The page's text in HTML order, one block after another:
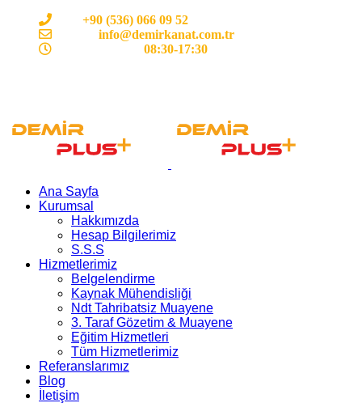
+90 (536) 066 09 52
info@demirkanat.com.tr
08:30-17:30
Ana Sayfa
Kurumsal
Hakkımızda
Hesap Bilgilerimiz
S.S.S
Hizmetlerimiz
Belgelendirme
Kaynak Mühendisliği
Ndt Tahribatsiz Muayene
3. Taraf Gözetim & Muayene
Eğitim Hizmetleri
Tüm Hizmetlerimiz
Referanslarımız
Blog
İletişim